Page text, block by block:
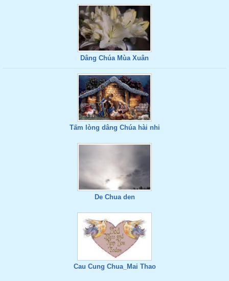
Dâng Chúa Mùa Xuân
Tấm lòng dâng Chúa hài nhi
De Chua den
Cau Cung Chua_Mai Thao